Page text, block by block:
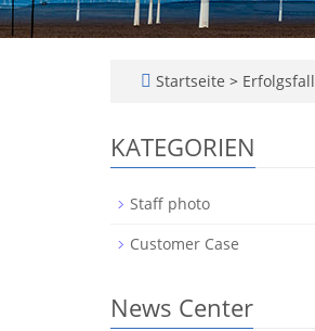
Startseite > Erfolgsfall
KATEGORIEN
Staff photo
Customer Case
News Center